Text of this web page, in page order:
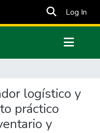
Log In
logístico y
práctico
y